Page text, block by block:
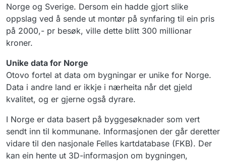
Norge og Sverige. Dersom ein hadde gjort slike
oppslag ved å sende ut montør på synfaring til ein pris
på 2000,- pr besøk, ville dette blitt 300 millionar
kroner.
Unike data for Norge
Otovo fortel at data om bygningar er unike for Norge.
Data i andre land er ikkje i nærheita når det gjeld
kvalitet, og er gjerne også dyrare.
I Norge er data basert på byggesøknader som vert
sendt inn til kommunane. Informasjonen der går deretter
vidare til den nasjonale Felles kartdatabase (FKB). Der
kan ein hente ut 3D-informasjon om bygningen,